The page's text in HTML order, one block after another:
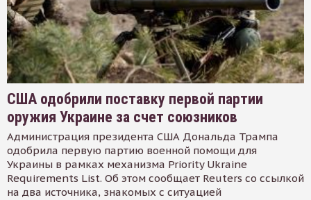
США одобрили поставку первой партии
оружия Украине за счет союзников
Администрация президента США Дональда Трампа
одобрила первую партию военной помощи для
Украины в рамках механизма Priority Ukraine
Requirements List. Об этом сообщает Reuters со ссылкой
на два источника, знакомых с ситуацией